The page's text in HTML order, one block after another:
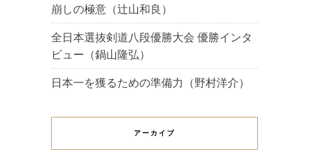
崩しの極意（辻山和良）
全日本選抜剣道八段優勝大会 優勝インタ
ビュー（鍋山隆弘）
日本一を獲るための準備力（野村洋介）
アーカイブ